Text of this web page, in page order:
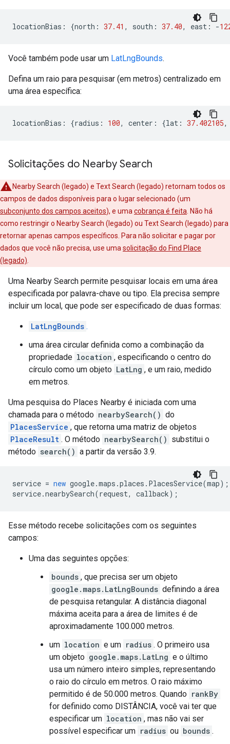
locationBias : {north : 37.41 , south : 37.40, east : -
Você também pode usar um LatLngBounds.
Defina um raio para pesquisar (em metros) centralizado em
uma área específica:
locationBias : {radius : 100, center : {lat : 37.402105,
Solicitações do Nearby Search
Nearby Search (legado) e Text Search (legado) retornam todos os
campos de dados disponíveis para o lugar selecionado (um
subconjunto dos campos aceitos), e uma cobrança é feita . Não há
como restringir o Nearby Search (legado) ou Text Search (legado) para
retornar apenas campos específicos. Para não solicitar e pagar por
dados que você não precisa, use uma solicitação do Find Place
(legado)
Uma Nearby Search permite pesquisar locais em uma área
especificada por palavra-chave ou tipo. Ela precisa sempre
incluir um local, que pode ser especificado de duas formas:
LatLngBounds .
uma área circular definida como a combinação da
propriedade location , especificando o centro do
círculo como um objeto LatLng , e um raio, medido
em metros.
Uma pesquisa do Places Nearby é iniciada com uma
chamada para o método nearbySearch() do
PlacesService , que retorna uma matriz de objetos
PlaceResult . O método nearbySearch() substitui o
método search() a partir da versão 3.9.
service = new google.maps .places . PlacesService(map);
service.nearbySearch(request, callback);
Esse método recebe solicitações com os seguintes
campos:
Uma das seguintes opções:
bounds , que precisa ser um objeto
google.maps.LatLngBounds definindo a área
de pesquisa retangular. A distância diagonal
máxima aceita para a área de limites é de
aproximadamente 100.000 metros.
um location e um radius . O primeiro usa
um objeto google.maps.LatLng e o último
usa um número inteiro simples, representando
o raio do círculo em metros. O raio máximo
permitido é de 50.000 metros. Quando rankBy
for definido como DISTÂNCIA, você vai ter que
especificar um location , mas não vai ser
possível especificar um radius ou bounds .